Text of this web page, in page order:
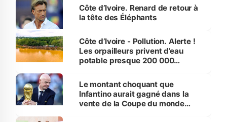
Côte d’Ivoire. Renard de retour à
la tête des Éléphants
Côte d’Ivoire - Pollution. Alerte !
Les orpailleurs privent d’eau
potable presque 200 000
Le montant choquant que
Infantino aurait gagné dans la
vente de la Coupe du monde